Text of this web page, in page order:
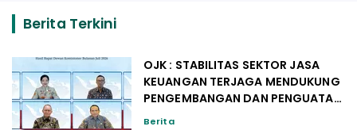
Berita Terkini
OJK : STABILITAS SEKTOR JASA
KEUANGAN TERJAGA MENDUKUNG
PENGEMBANGAN DAN PENGUATAN
SEKTOR KEUANGAN
Berita